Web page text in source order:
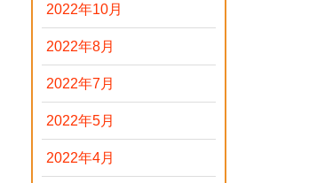
2022年10月
2022年8月
2022年7月
2022年5月
2022年4月